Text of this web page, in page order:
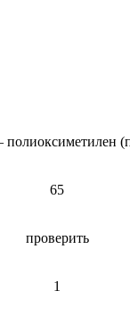
65
проверить
1